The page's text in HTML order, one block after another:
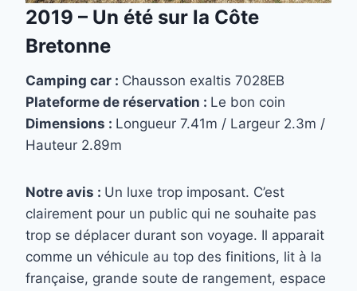
2019 – Un été sur la Côte
Bretonne
Camping car : Chausson exaltis 7028EB
Plateforme de réservation : Le bon coin
Dimensions : Longueur 7.41m / Largeur 2.3m /
Hauteur 2.89m
Notre avis : Un luxe trop imposant. C’est
clairement pour un public qui ne souhaite pas
trop se déplacer durant son voyage. Il apparait
comme un véhicule au top des finitions, lit à la
française, grande soute de rangement, espace